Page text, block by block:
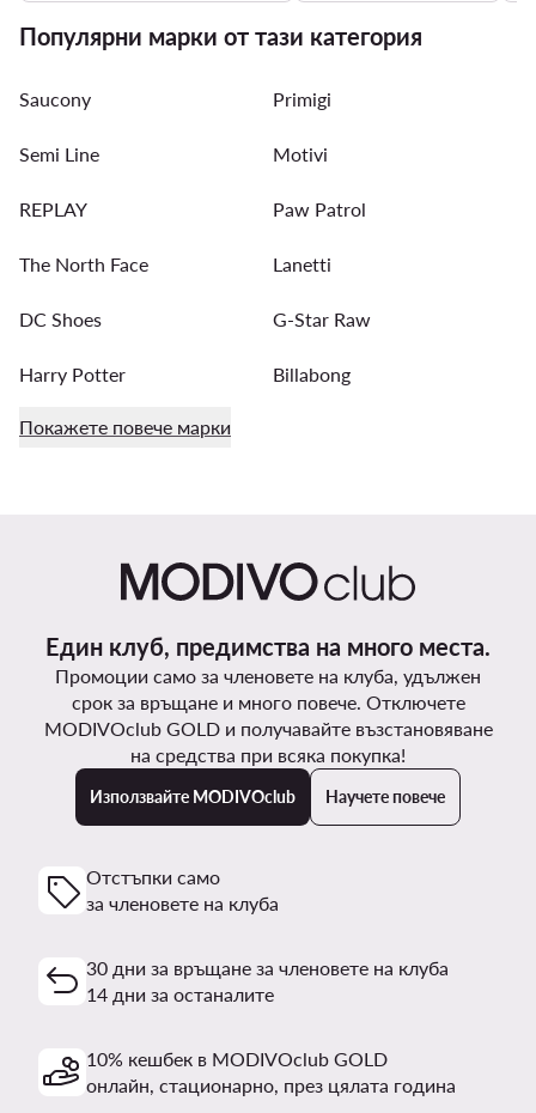
Популярни марки от тази категория
Saucony Primigi
Semi Line Motivi
REPLAY Paw Patrol
The North Face Lanetti
DC Shoes G-Star Raw
Harry Potter Billabong
Покажете повече марки
Един клуб, предимства на много места.
Промоции само за членовете на клуба, удължен
срок за връщане и много повече. Отключете
MODIVOclub GOLD и получавайте възстановяване
на средства при всяка покупка!
Използвайте MODIVOclub Научете повече
Отстъпки само
за членовете на клуба
30 дни за връщане за членовете на клуба
14 дни за останалите
10% кешбек в MODIVOclub GOLD
онлайн, стационарно, през цялата година